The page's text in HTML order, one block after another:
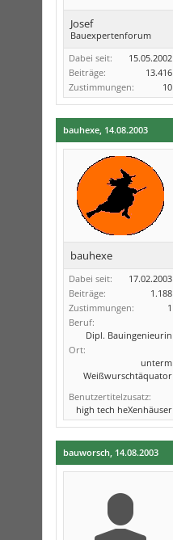
Josef
Bauexpertenforum
Dabei seit:
15.05.2002
Beiträge:
13.416
Zustimmungen:
10
bauhexe, 14.08.2003
bauhexe
Dabei seit:
17.02.2003
Beiträge:
1.188
Zustimmungen:
1
Beruf:
Dipl. Bauingenieurin
Ort:
unterm
Weißwurschtäquator
Benutzertitelzusatz:
high tech heXenhäuser
bauworsch, 14.08.2003